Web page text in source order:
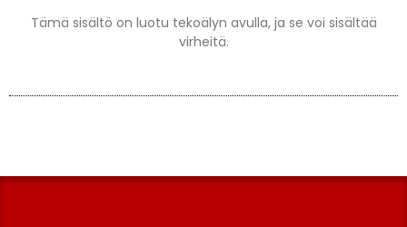
Tämä sisältö on luotu tekoälyn avulla, ja se voi sisältää
virheitä.